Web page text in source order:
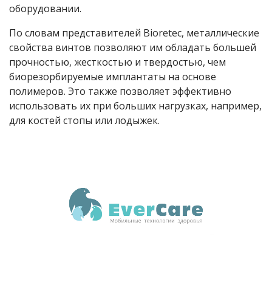
оборудовании.
По словам представителей Bioretec, металлические
свойства винтов позволяют им обладать большей
прочностью, жесткостью и твердостью, чем
биорезорбируемые имплантаты на основе
полимеров. Это также позволяет эффективно
использовать их при больших нагрузках, например,
для костей стопы или лодыжек.